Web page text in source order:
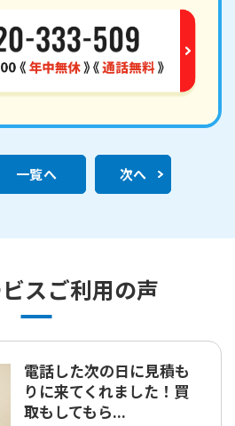
一覧へ 次へ
スご利用の声
電話した次の日に見積も
りに来てくれました！買
取もしてもら...